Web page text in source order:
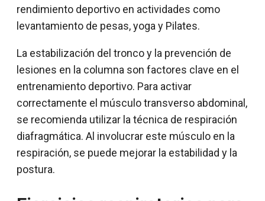
rendimiento deportivo en actividades como
levantamiento de pesas, yoga y Pilates.
La estabilización del tronco y la prevención de
lesiones en la columna son factores clave en el
entrenamiento deportivo. Para activar
correctamente el músculo transverso abdominal,
se recomienda utilizar la técnica de respiración
diafragmática. Al involucrar este músculo en la
respiración, se puede mejorar la estabilidad y la
postura.